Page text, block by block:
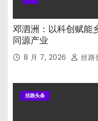
邓泗洲：以科创赋能
同源产业
8 月 7, 2026 丝路
丝路头条